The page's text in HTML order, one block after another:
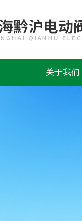
关于我们